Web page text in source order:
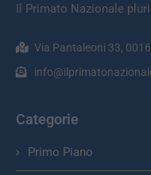
Il Primato Nazionale
Via Pantaleoni 33,
Categorie
Primo Piano